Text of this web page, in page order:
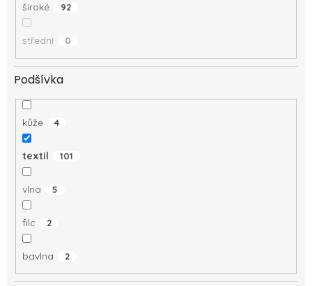
široké 92
střední 0
Podšívka
kůže 4
textil 101
vlna 5
filc 2
bavlna 2